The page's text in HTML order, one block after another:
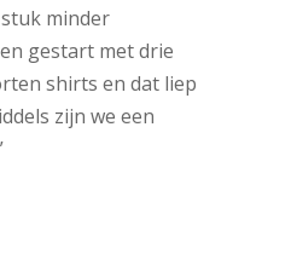
minder
gestart met drie
shirts en dat liep
zijn we een